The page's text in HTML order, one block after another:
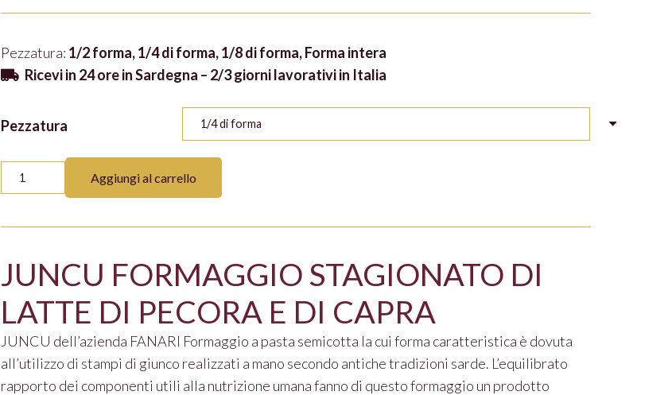
Pezzatura: 1/2 forma, 1/4 di forma, 1/8 di forma, Forma intera
Ricevi in 24 ore in Sardegna – 2/3 giorni lavorativi in Italia
Pezzatura
JUNCU
quantità
Aggiungi al carrello
JUNCU FORMAGGIO STAGIONATO DI
LATTE DI PECORA E DI CAPRA
JUNCU dell’azienda FANARI Formaggio a pasta semicotta la cui forma caratteristica è dovuta
all’utilizzo di stampi di giunco realizzati a mano secondo antiche tradizioni sarde. L’equilibrato
rapporto dei componenti utili alla nutrizione umana fanno di questo formaggio un prodotto